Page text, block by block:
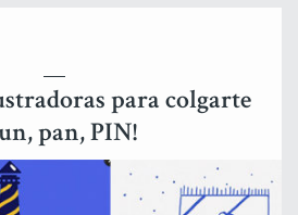
para colgarte
pan, PIN!